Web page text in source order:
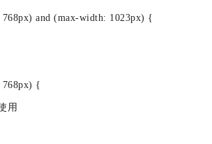
and (max-width: 1023px) {
768px) {
用